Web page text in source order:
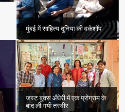
मुंबई में साहित्य दुनिया की वर्कशॉप
जस्ट बुक्स अँधेरी में एक प्रोग्राम के
बाद ली गयी तस्वीर